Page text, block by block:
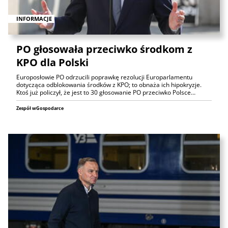
INFORMACJE
PO głosowała przeciwko środkom z
KPO dla Polski
Europosłowie PO odrzucili poprawkę rezolucji Europarlamentu
dotycząca odblokowania środków z KPO; to obnaża ich hipokryzje.
Ktoś już policzył, że jest to 30 głosowanie PO przeciwko Polsce…
Zespół wGospodarce